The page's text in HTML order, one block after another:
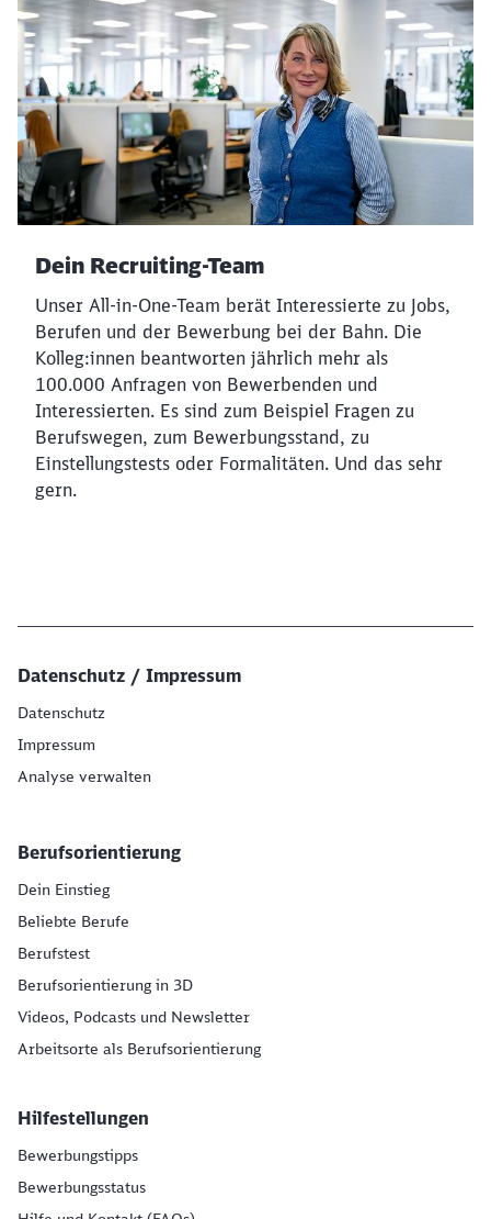
Dein Recruiting-Team
Unser All-in-One-Team berät Interessierte zu Jobs,
Berufen und der Bewerbung bei der Bahn. Die
Kolleg:innen beantworten jährlich mehr als
100.000 Anfragen von Bewerbenden und
Interessierten. Es sind zum Beispiel Fragen zu
Berufswegen, zum Bewerbungsstand, zu
Einstellungstests oder Formalitäten. Und das sehr
gern.
Datenschutz / Impressum
Datenschutz
Impressum
Analyse verwalten
Berufsorientierung
Dein Einstieg
Beliebte Berufe
Berufstest
Berufsorientierung in 3D
Videos, Podcasts und Newsletter
Arbeitsorte als Berufsorientierung
Hilfestellungen
Bewerbungstipps
Bewerbungsstatus